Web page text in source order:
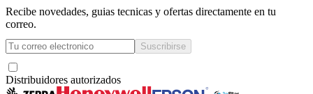
Recibe novedades, guias tecnicas y ofertas directamente en tu
correo.
Suscribirse
Distribuidores autorizados